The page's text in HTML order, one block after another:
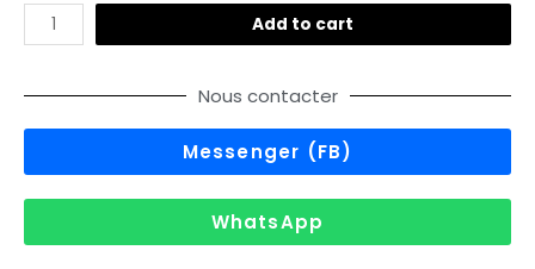
Add to cart
Nous contacter
Messenger (FB)
WhatsApp